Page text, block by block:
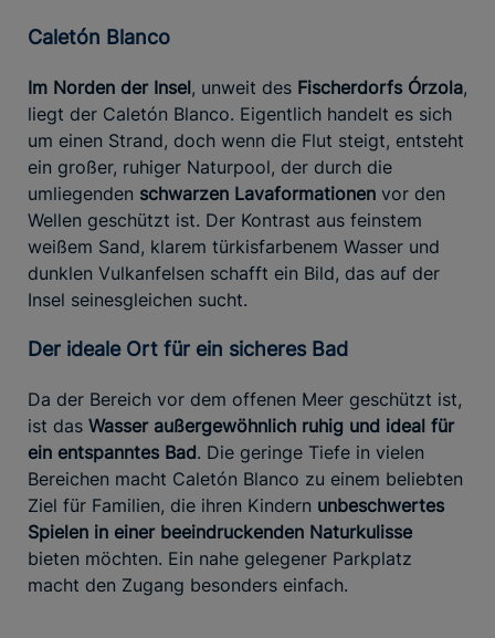
Caletón Blanco
Im Norden der Insel, unweit des Fischerdorfs Órzola,
liegt der Caletón Blanco. Eigentlich handelt es sich
um einen Strand, doch wenn die Flut steigt, entsteht
ein großer, ruhiger Naturpool, der durch die
umliegenden schwarzen Lavaformationen vor den
Wellen geschützt ist. Der Kontrast aus feinstem
weißem Sand, klarem türkisfarbenem Wasser und
dunklen Vulkanfelsen schafft ein Bild, das auf der
Insel seinesgleichen sucht.
Der ideale Ort für ein sicheres Bad
Da der Bereich vor dem offenen Meer geschützt ist,
ist das Wasser außergewöhnlich ruhig und ideal für
ein entspanntes Bad. Die geringe Tiefe in vielen
Bereichen macht Caletón Blanco zu einem beliebten
Ziel für Familien, die ihren Kindern unbeschwertes
Spielen in einer beeindruckenden Naturkulisse
bieten möchten. Ein nahe gelegener Parkplatz
macht den Zugang besonders einfach.